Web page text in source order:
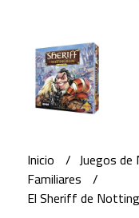
Inicio Juegos de
Familiares
El Sheriff de